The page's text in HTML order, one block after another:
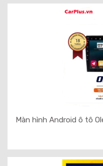
Màn hình Android ô tô